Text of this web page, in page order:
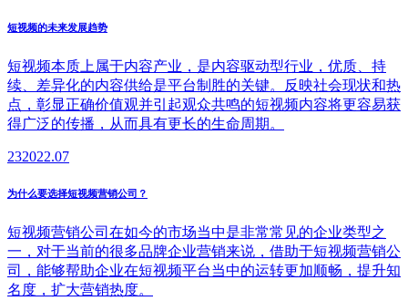
短视频的未来发展趋势
短视频本质上属于内容产业，是内容驱动型行业，优质、持
续、差异化的内容供给是平台制胜的关键。反映社会现状和热
点，彰显正确价值观并引起观众共鸣的短视频内容将更容易获
得广泛的传播，从而具有更长的生命周期。
232022.07
为什么要选择短视频营销公司？
短视频营销公司在如今的市场当中是非常常见的企业类型之
一，对于当前的很多品牌企业营销来说，借助于短视频营销公
司，能够帮助企业在短视频平台当中的运转更加顺畅，提升知
名度，扩大营销热度。